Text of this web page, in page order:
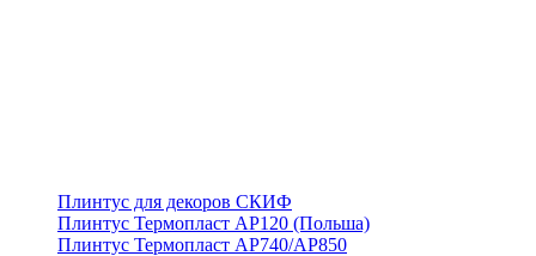
Плинтус для декоров СКИФ
Плинтус Термопласт АР120 (Польша)
Плинтус Термопласт АР740/АР850